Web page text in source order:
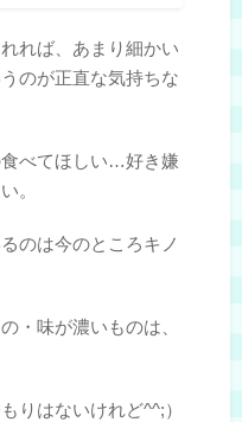
れば、あまり細かい
のが正直な気持ちな
べてほしい…好き嫌
。
のは今のところキノ
・味が濃いものは、
りはないけれど^^;）